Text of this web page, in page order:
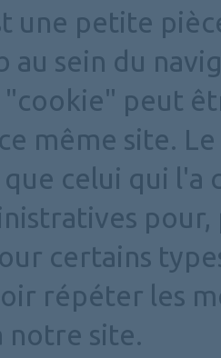
une petite
au sein du
"cookie" peut
même site.
celui qui l'a
certains
répéter les
notre site.